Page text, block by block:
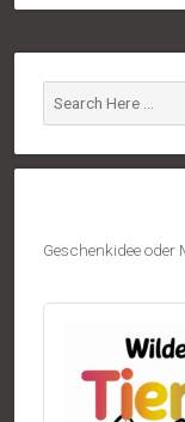
Geschenkidee oder